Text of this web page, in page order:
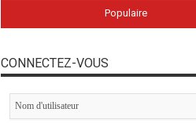
Populaire
CONNECTEZ-VOUS